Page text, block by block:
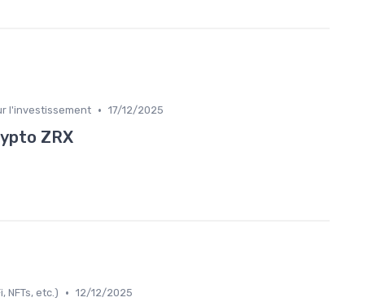
l'investissement • 17/12/2025
ZRX
NFTs, etc.) • 12/12/2025